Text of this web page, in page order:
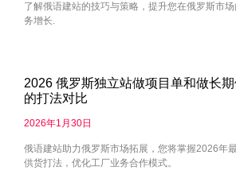
了解俄语建站的技巧与策略，提升您在俄罗斯市
务增长.
2026 俄罗斯独立站做项目单和做长
的打法对比
2026年1月30日
俄语建站助力俄罗斯市场拓展，您将掌握2026年
供货打法，优化工厂业务合作模式。